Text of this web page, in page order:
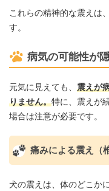
これらの精神的な震えは
す。
病気の可能性が
元気に見えても、 震えが
りません。特に、震えが
場合は注意が必要です。
痛みによる震え（
犬の震えは、体のどこか